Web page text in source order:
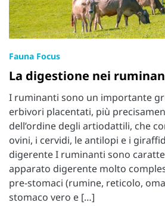
Fauna Focus
La digestione nei
I ruminanti sono un importante
erbivori placentati, più
dell’ordine degli artiodattili, che
ovini, i cervidi, le antilopi e i
digerente I ruminanti sono
apparato digerente molto
pre-stomaci (rumine, reticolo,
stomaco vero e […]